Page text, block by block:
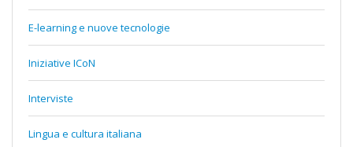
E-learning e nuove tecnologie
Iniziative ICoN
Interviste
Lingua e cultura italiana